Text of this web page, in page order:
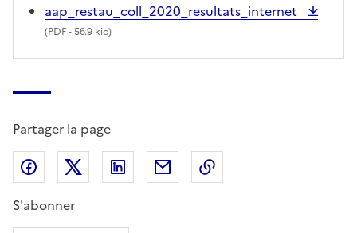
aap_restau_coll_2020_resultats_internet
(PDF- 56.9 kio)
Partager la page
Partager sur Facebook
Partager sur X (anciennement Twitter)
Partager sur LinkedIn
Partager par email
S'abonner